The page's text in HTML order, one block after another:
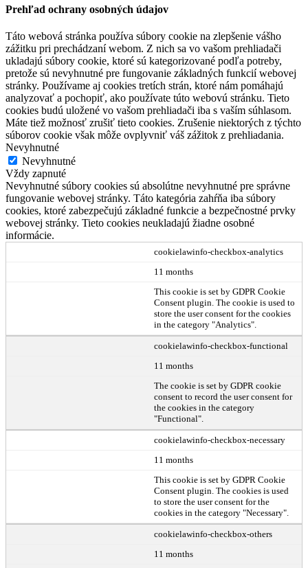
Prehľad ochrany osobných údajov
Táto webová stránka používa súbory cookie na zlepšenie vášho
zážitku pri prechádzaní webom. Z nich sa vo vašom prehliadači
ukladajú súbory cookie, ktoré sú kategorizované podľa potreby,
pretože sú nevyhnutné pre fungovanie základných funkcií webovej
stránky. Používame aj cookies tretích strán, ktoré nám pomáhajú
analyzovať a pochopiť, ako používate túto webovú stránku. Tieto
cookies budú uložené vo vašom prehliadači iba s vaším súhlasom.
Máte tiež možnosť zrušiť tieto cookies. Zrušenie niektorých z týchto
súborov cookie však môže ovplyvniť váš zážitok z prehliadania.
Nevyhnutné
Nevyhnutné
Vždy zapnuté
Nevyhnutné súbory cookies sú absolútne nevyhnutné pre správne
fungovanie webovej stránky. Táto kategória zahŕňa iba súbory
cookies, ktoré zabezpečujú základné funkcie a bezpečnostné prvky
webovej stránky. Tieto cookies neukladajú žiadne osobné
informácie.
cookielawinfo-checkbox-analytics
11 months
This cookie is set by GDPR Cookie
Consent plugin. The cookie is used to
store the user consent for the cookies
in the category "Analytics".
cookielawinfo-checkbox-functional
11 months
The cookie is set by GDPR cookie
consent to record the user consent for
the cookies in the category
"Functional".
cookielawinfo-checkbox-necessary
11 months
This cookie is set by GDPR Cookie
Consent plugin. The cookies is used
to store the user consent for the
cookies in the category "Necessary".
cookielawinfo-checkbox-others
11 months